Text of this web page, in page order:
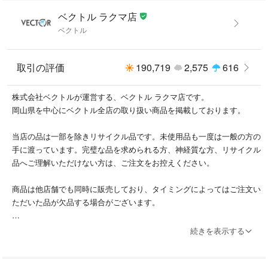
ベクトル ラクマ店
ベクトル
取引の評価 190,719 2,575 616
株式会社ベクトルが運営する、ベクトル ラクマ店です。
岡山県を中心にベクトル全店の取り扱い商品を掲載しております。
当店の品は一部を除きリサイクル品です。未使用品も一度は一般の方の
手に渡っています。完璧な品を求められる方、神経質な方、リサイクル
品へご理解いただけない方は、ご注文をお控えください。
商品は他店舗でも同時に販売しており、タイミングによってはご注文い
ただいた品が欠品する場合がございます。
ブランドによってサイズ表記方法が様々です。必ず実寸サイズをご確認
続きを表示する